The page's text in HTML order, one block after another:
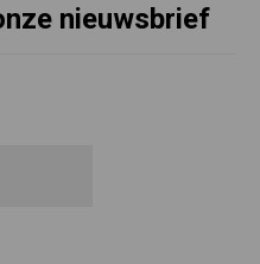
nieuwsbrief